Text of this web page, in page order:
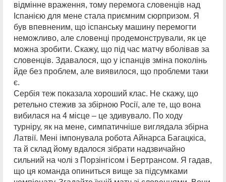
відмінне враження, тому перемога словенців над
Іспанією для мене стала приємним сюрпризом. Я
був впевненим, що іспанську машину перемогти
неможливо, але словенці продемонстрували, як це
можна зробити. Скажу, що під час матчу вболівав за
словенців. Здавалося, що у іспанців зміна поколінь
йде без проблем, але виявилося, що проблеми таки
є.
Сербія теж показала хороший клас. Не скажу, що
ретельно стежив за збірною Росії, але те, що вона
вибилася на 4 місце – це здивувало. По ходу
турніру, як на мене, симпатичніше виглядала збірна
Латвії. Мені імпонувала робота Айнарса Багацкіса,
та й склад йому вдалося зібрати надзвичайно
сильний на чолі з Порзінгісом і Бертрансом. Я гадав,
що ця команда опиниться вище за підсумками